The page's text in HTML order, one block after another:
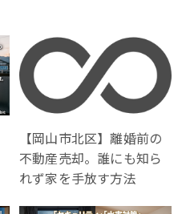
【岡山市北区】離婚前の
不動産売却。誰にも知ら
れず家を手放す方法